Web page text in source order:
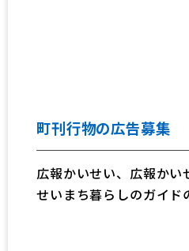
町刊行物の広告募集
広報かいせい、広報かい
せいまち暮らしのガイド